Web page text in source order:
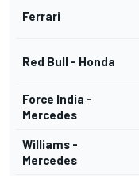
Ferrari
Red Bull - Honda
Force India -
Mercedes
Williams -
Mercedes